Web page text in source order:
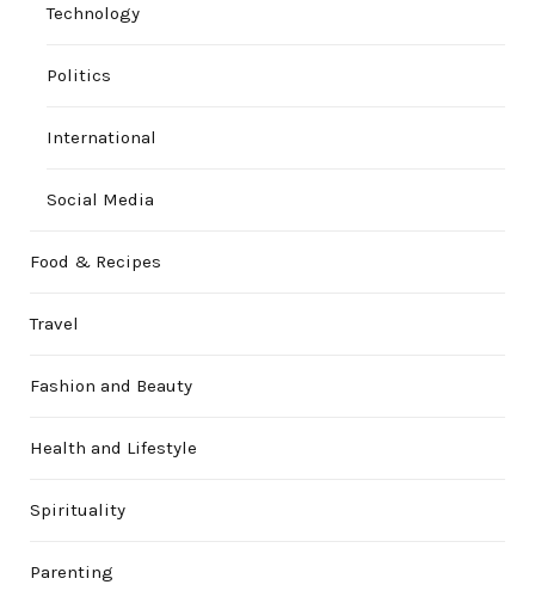
Technology
Politics
International
Social Media
Food & Recipes
Travel
Fashion and Beauty
Health and Lifestyle
Spirituality
Parenting